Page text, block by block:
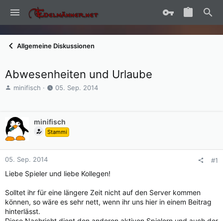
Allgemeine Diskussionen
Abwesenheiten und Urlaube
E
e
l
l
e
minifisch
E
e
l
t
05. Sep. 2014
minifisch
Stammi
05. Sep. 2014 #1
Liebe Spieler und liebe Kollegen!
Solltet ihr für eine längere Zeit nicht auf den Server kommen
können, so wäre es sehr nett, wenn ihr uns hier in einem Beitrag
hinterlässt.